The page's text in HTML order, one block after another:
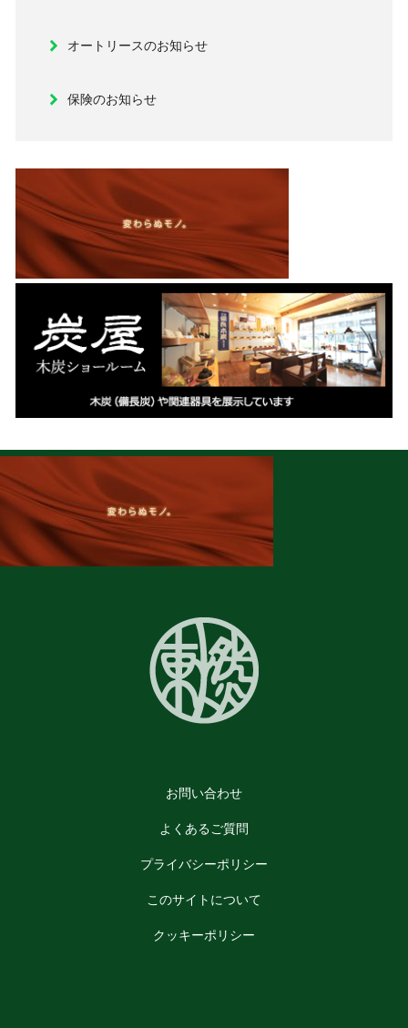
オートリースのお知らせ
保険のお知らせ
お問い合わせ
よくあるご質問
プライバシーポリシー
このサイトについて
クッキーポリシー